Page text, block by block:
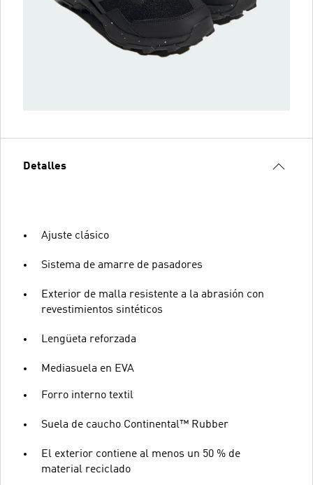
Detalles
Ajuste clásico
Sistema de amarre de pasadores
Exterior de malla resistente a la abrasión con
revestimientos sintéticos
Lengüeta reforzada
Mediasuela en EVA
Forro interno textil
Suela de caucho Continental™ Rubber
El exterior contiene al menos un 50 % de
material reciclado